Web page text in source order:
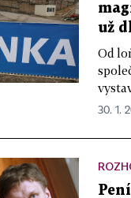
už
Od
30. 1.